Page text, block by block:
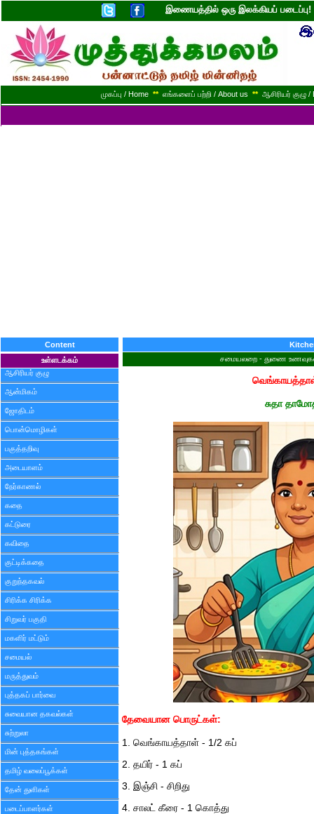
இணையத்தில் ஒரு இலக்கியப்
முகப்பு / Home ** எங்களைப் பற்றி / About us ** ஆசிரியர் குழு
Content
உள்ளடக்கம்
ஆசிரியர் குழு
ஆன்மிகம்
ஜோதிடம்
பொன்மொழிகள்
பகுத்தறிவு
அடையாளம்
நேர்காணல்
கதை
கட்டுரை
கவிதை
குட்டிக்கதை
குறுந்தகவல்
சிரிக்க சிரிக்க
சிறுவர் பகுதி
மகளிர் மட்டும்
சமையல்
மருத்துவம்
புத்தகப் பார்வை
சுவையான தகவல்கள்
சுற்றுலா
மின் புத்தகங்கள்
தமிழ் வலைப்பூக்கள்
தேன் துளிகள்
படைப்பாளர்கள்
சமையலறை - துணை உணவுகள்
சுதா
தேவையான பொருட்கள்:
1. வெங்காயத்தாள் - 1/2 கப்
2. தயிர் - 1 கப்
3. இஞ்சி - சிறிது
4. சாலட் கீரை - 1 கொத்து